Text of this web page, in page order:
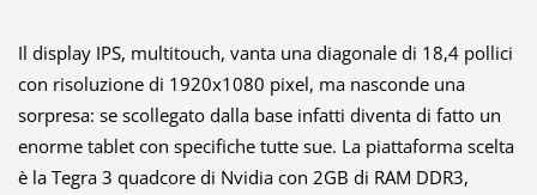
Il display IPS, multitouch, vanta una diagonale di 18,4 pollici
con risoluzione di 1920x1080 pixel, ma nasconde una
sorpresa: se scollegato dalla base infatti diventa di fatto un
enorme tablet con specifiche tutte sue. La piattaforma scelta
è la Tegra 3 quadcore di Nvidia con 2GB di RAM DDR3,